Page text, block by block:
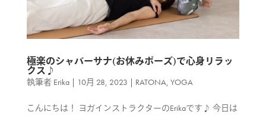
極楽のシャバーサナ(お休みポーズ)で心身リラッ
クス♪
執筆者 Erika| 10月 28, 2023 | RATONA, YOGA
こんにちは！ ヨガインストラクターのErikaです♪ 今日は